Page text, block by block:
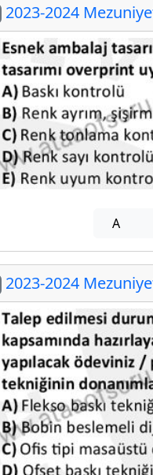
2023-2024
A
2023-2024